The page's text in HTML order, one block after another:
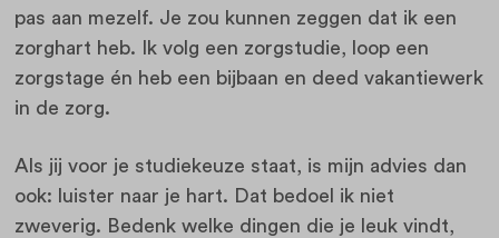
pas aan mezelf. Je zou kunnen zeggen dat ik een
zorghart heb. Ik volg een zorgstudie, loop een
zorgstage én heb een bijbaan en deed vakantiewerk
in de zorg.
Als jij voor je studiekeuze staat, is mijn advies dan
ook: luister naar je hart. Dat bedoel ik niet
zweverig. Bedenk welke dingen die je leuk vindt,